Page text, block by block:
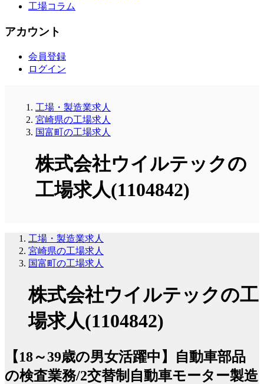
工場コラム
アカウント
会員登録
ログイン
工場・製造業求人
宮崎県の工場求人
国富町の工場求人
株式会社ウイルテックの
工場求人(1104842)
工場・製造業求人
宮崎県の工場求人
国富町の工場求人
株式会社ウイルテックの工
場求人(1104842)
【18～39歳の男女活躍中】自動車部品
の検査業務/2交替制自動車モーター製造